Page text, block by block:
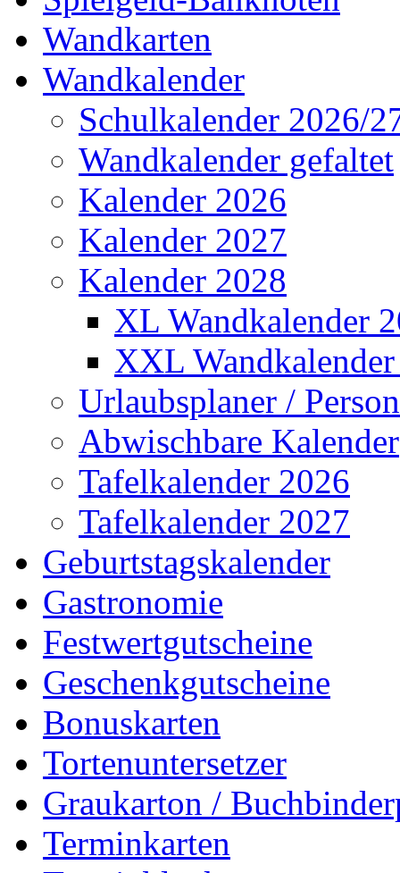
Wandkarten
Wandkalender
Schulkalender 2026/
Wandkalender gefaltet
Kalender 2026
Kalender 2027
Kalender 2028
XL Wandkalender
XXL
Urlaubsplaner /
Abwischbare Kalender
Tafelkalender 2026
Tafelkalender 2027
Geburtstagskalender
Gastronomie
Festwertgutscheine
Geschenkgutscheine
Bonuskarten
Tortenuntersetzer
Graukarton /
Terminkarten